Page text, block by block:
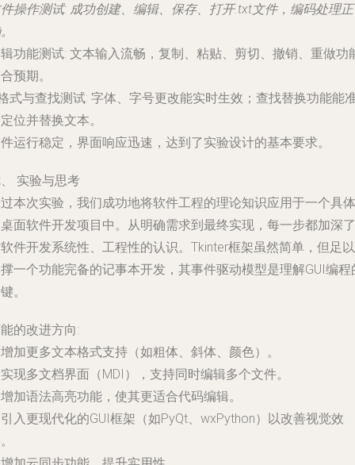
操作测试: 成功创建、编辑、保存、打开.txt文件，编码处理正
功能测试: 文本输入流畅，复制、粘贴、剪切、撤销、重做功
预期。
式与查找测试: 字体、字号更改能实时生效；查找替换功能能
位并替换文本。
运行稳定，界面响应迅速，达到了实验设计的基本要求。
实验与思考
本次实验，我们成功地将软件工程的理论知识应用于一个具体
面软件开发项目中。从明确需求到最终实现，每一步都加深了
件开发系统性、工程性的认识。Tkinter框架虽然简单，但足以
一个功能完备的记事本开发，其事件驱动模型是理解GUI编程
。
的改进方向:
加更多文本格式支持（如粗体、斜体、颜色）。
现多文档界面（MDI），支持同时编辑多个文件。
加语法高亮功能，使其更适合代码编辑。
入更现代化的GUI框架（如PyQt、wxPython）以改善视觉效